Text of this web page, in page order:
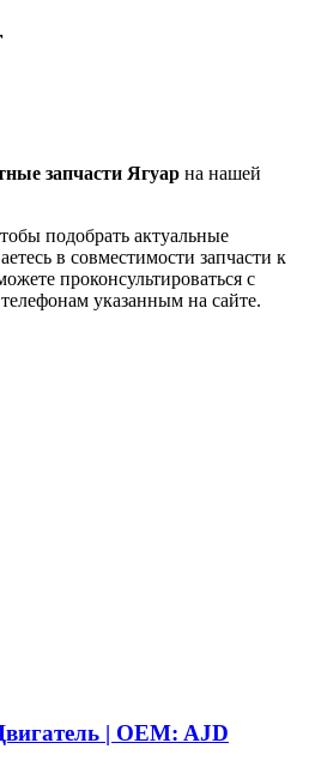
запчасти Ягуар на нашей
подобрать актуальные
в совместимости запчасти к
проконсультироваться с
указанным на сайте.
| OEM: AJD